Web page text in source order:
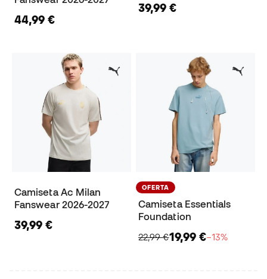
44,99 €
39,99 €
Camiseta Ac Milan
Fanswear 2026-2027
39,99 €
OFERTA
Camiseta Essentials
Foundation
22,99 €19,99 €−13%